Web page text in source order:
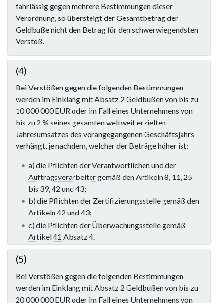
fahrlässig gegen mehrere Bestimmungen dieser
Verordnung, so übersteigt der Gesamtbetrag der
Geldbuße nicht den Betrag für den schwerwiegendsten
Verstoß.
(4)
Bei Verstößen gegen die folgenden Bestimmungen
werden im Einklang mit Absatz 2 Geldbußen von bis zu
10 000 000 EUR oder im Fall eines Unternehmens von
bis zu 2 % seines gesamten weltweit erzielten
Jahresumsatzes des vorangegangenen Geschäftsjahrs
verhängt, je nachdem, welcher der Beträge höher ist:
a) die Pflichten der Verantwortlichen und der
Auftragsverarbeitergemäß den Artikeln 8, 11, 25
bis 39, 42 und 43;
b) die Pflichten der Zertifizierungsstelle gemäß den
Artikeln 42 und 43;
c) die Pflichten der Überwachungsstelle gemäß
Artikel 41 Absatz 4.
(5)
Bei Verstößen gegen die folgenden Bestimmungen
werden im Einklang mit Absatz 2 Geldbußen von bis zu
20 000 000 EUR oder im Fall eines Unternehmens von